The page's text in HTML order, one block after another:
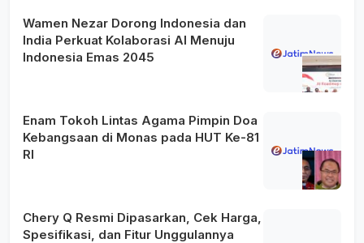
Wamen Nezar Dorong Indonesia dan
India Perkuat Kolaborasi AI Menuju
Indonesia Emas 2045
Enam Tokoh Lintas Agama Pimpin Doa
Kebangsaan di Monas pada HUT Ke-81
RI
Chery Q Resmi Dipasarkan, Cek Harga,
Spesifikasi, dan Fitur Unggulannya